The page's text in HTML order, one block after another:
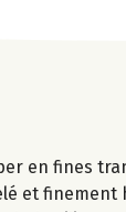
en fines
et